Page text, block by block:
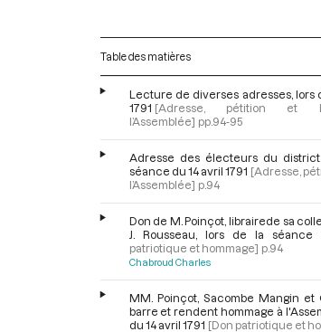
Table des matières
Lecture de diverses adresses, lors
1791 [Adresse, pétition et
l’Assemblée] pp.94-95
Adresse des électeurs du
séance du 14 avril 1791 [Adresse,
l’Assemblée] p.94
Don de M. Poinçot, librairede sa
J. Rousseau, lors de la séance
patriotique et hommage] p.94
Chabroud Charles
MM. Poinçot, Sacombe Mangin et
barre et rendent hommage à
du 14 avril 1791 [Don patriotique et